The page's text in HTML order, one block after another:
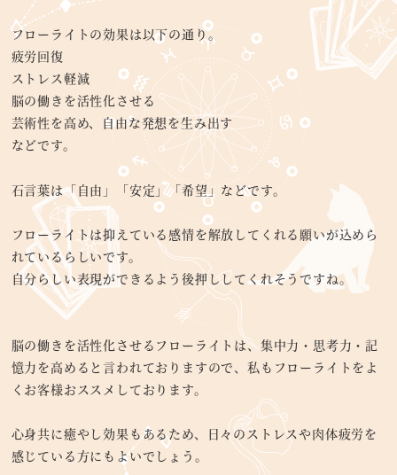
フローライトの効果は以下の通り。
疲労回復
ストレス軽減
脳の働きを活性化させる
芸術性を高め、自由な発想を生み出す
などです。
石言葉は「自由」「安定」「希望」などです。
フローライトは抑えている感情を解放してくれる願いが込めら
れているらしいです。
自分らしい表現ができるよう後押ししてくれそうですね。
脳の働きを活性化させるフローライトは、集中力・思考力・記
憶力を高めると言われておりますので、私もフローライトをよ
くお客様おススメしております。
心身共に癒やし効果もあるため、日々のストレスや肉体疲労を
感じている方にもよいでしょう。